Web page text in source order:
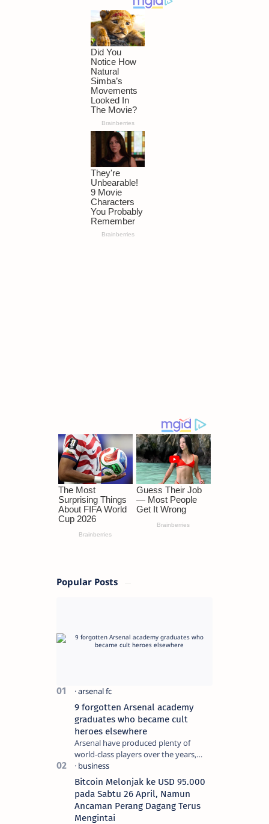
Popular Posts
9 forgotten Arsenal academy
graduates who became cult
heroes elsewhere
Arsenal have produced plenty of
world-class players over the years,
although not all of them make the
grade at the Emirates. For every Tony
Ada…
Bitcoin Melonjak ke USD 95.000
pada Sabtu 26 April, Namun
Ancaman Perang Dagang Terus
Mengintai